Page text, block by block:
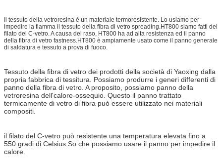
Il tessuto della vetroresina è un materiale termoresistente. Lo usiamo per
impedire la fiamma il tessuto della fibra di vetro spreading.HT800 siamo fatti del
filato del C-vetro. A causa del raso, HT800 ha ad alta resistenza ed il panno
della fibra di vetro fastness.HT800 è ampiamente usato come il panno generale
di saldatura e tessuto a prova di fuoco.
Tessuto della fibra di vetro dei prodotti della società di Yaoxing dalla
propria fabbrica di tessitura. Possiamo produrre i generi differenti di
panno della fibra di vetro. A proposito, possiamo panno della
vetroresina dell'calore-ossequio. Questo il panno trattato
termicamente di vetro di fibra può essere utilizzato nei materiali
compositi.
il filato del C-vetro può resistente una temperatura elevata fino a
550 gradi di Celsius.So che possiamo usare il panno per impedire il
calore.